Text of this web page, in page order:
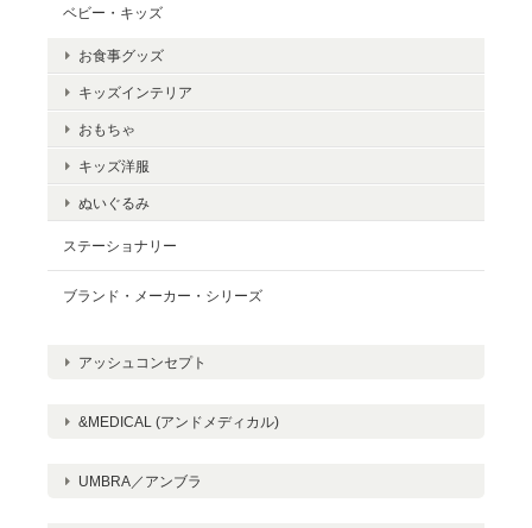
ベビー・キッズ
お食事グッズ
キッズインテリア
おもちゃ
キッズ洋服
ぬいぐるみ
ステーショナリー
ブランド・メーカー・シリーズ
アッシュコンセプト
&MEDICAL (アンドメディカル)
UMBRA／アンブラ